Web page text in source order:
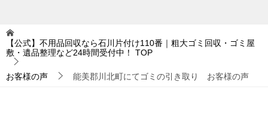
【公式】不用品回収なら石川片付け110番｜粗大ゴミ回収・ゴミ屋
敷・遺品整理など24時間受付中！
TOP
お客様の声 能美郡川北町にてゴミの引き取り お客様の声